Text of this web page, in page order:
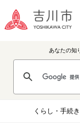
あなたの知
くらし・手続き